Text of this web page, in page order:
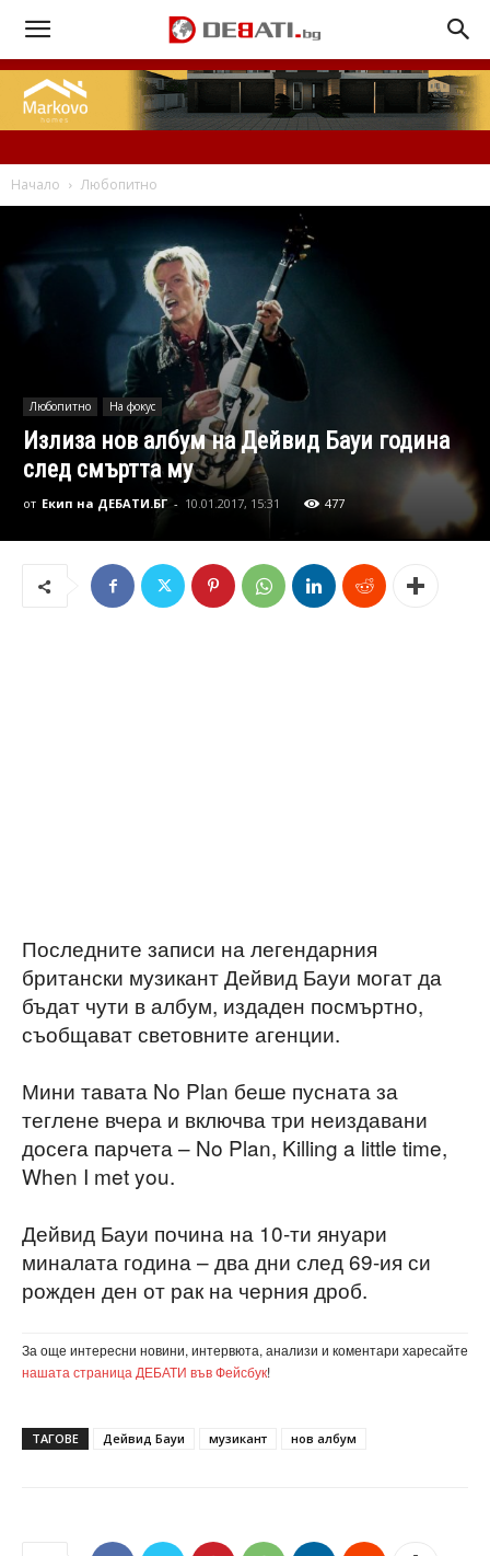
Начало Любопитно
Любопитно На фокус
Излиза нов албум на Дейвид Бауи година
след смъртта му
от Екип на ДЕБАТИ.БГ - 10.01.2017, 15:31 477
Последните записи на легендарния
британски музикант Дейвид Бауи могат да
бъдат чути в албум, издаден посмъртно,
съобщават световните агенции.
Мини тавата No Plan беше пусната за
теглене вчера и включва три неиздавани
досега парчета – No Plan, Killing a little time,
When I met you.
Дейвид Бауи почина на 10-ти януари
миналата година – два дни след 69-ия си
рожден ден от рак на черния дроб.
За още интересни новини, интервюта, анализи и коментари харесайте
нашата страница ДЕБАТИ във Фейсбук!
ТАГОВЕ Дейвид Бауи музикант нов албум